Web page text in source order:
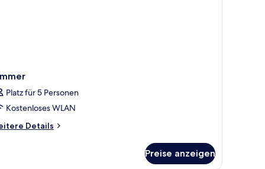
Platz für 5 Personen
Kostenloses WLAN
Details
Preise anzeigen